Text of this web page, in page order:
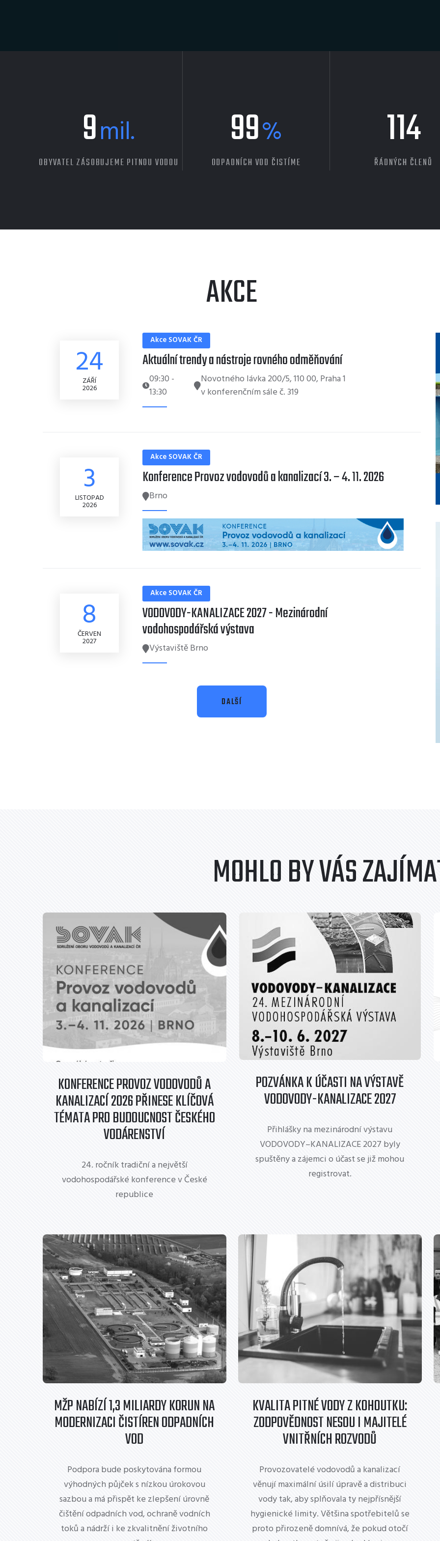
9mil.
OBYVATEL ZÁSOBUJEME PITNOU VODOU
99%
ODPADNÍCH VOD ČISTÍME
114
ŘÁDNÝCH ČLENŮ
AKCE
24
ZÁŘÍ
2026
Akce SOVAK ČR
Aktuální trendy a nástroje rovného odměňování
09:30 -
13:30
Novotného lávka 200/5, 110 00, Praha 1
v konferenčním sále č. 319
3
LISTOPAD
2026
Akce SOVAK ČR
Konference Provoz vodovodů a kanalizací 3. – 4. 11. 2026
Brno
8
ČERVEN
2027
Akce SOVAK ČR
VODOVODY-KANALIZACE 2027 - Mezinárodní
vodohospodářská výstava
Výstaviště Brno
DALŠÍ
MOHLO BY VÁS
KONFERENCE PROVOZ VODOVODŮ A
KANALIZACÍ 2026 PŘINESE KLÍČOVÁ
TÉMATA PRO BUDOUCNOST ČESKÉHO
VODÁRENSTVÍ
24. ročník tradiční a největší
vodohospodářské konference v České
republice
POZVÁNKA K ÚČASTI NA VÝSTAVĚ
VODOVODY-KANALIZACE 2027
Přihlášky na mezinárodní výstavu
VODOVODY–KANALIZACE 2027 byly
spuštěny a zájemci o účast se již mohou
registrovat.
MŽP NABÍZÍ 1,3 MILIARDY KORUN NA
MODERNIZACI ČISTÍREN ODPADNÍCH
VOD
Podpora bude poskytována formou
výhodných půjček s nízkou úrokovou
sazbou a má přispět ke zlepšení úrovně
čištění odpadních vod, ochraně vodních
toků a nádrží i ke zkvalitnění životního
KVALITA PITNÉ VODY Z KOHOUTKU:
ZODPOVĚDNOST NESOU I MAJITELÉ
VNITŘNÍCH ROZVODŮ
Provozovatelé vodovodů a kanalizací
věnují maximální úsilí úpravě a distribuci
vody tak, aby splňovala ty nejpřísnější
hygienické limity. Většina spotřebitelů se
proto přirozeně domnívá, že pokud otočí